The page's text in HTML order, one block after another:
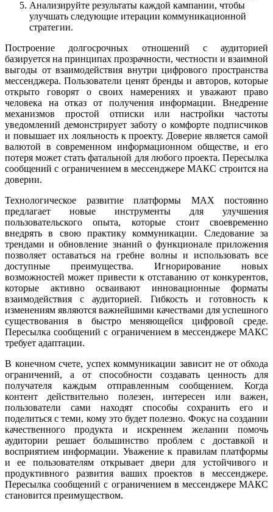
Анализируйте результаты каждой кампании, чтобы
улучшать следующие итерации коммуникационной
стратегии.
Построение долгосрочных отношений с аудиторией
базируется на принципах прозрачности, честности и взаимной
выгоды от взаимодействия внутри цифрового пространства
мессенджера. Пользователи ценят бренды и авторов, которые
открыто говорят о своих намерениях и уважают право
человека на отказ от получения информации. Внедрение
механизмов простой отписки или настройки частоты
уведомлений демонстрирует заботу о комфорте подписчиков
и повышает их лояльность к проекту. Доверие является самой
валютой в современном информационном обществе, и его
потеря может стать фатальной для любого проекта. Пересылка
сообщений с ограничением в мессенджере МАКС строится на
доверии.
Технологическое развитие платформы MAX постоянно
предлагает новые инструменты для улучшения
пользовательского опыта, которые стоит своевременно
внедрять в свою практику коммуникации. Следование за
трендами и обновление знаний о функционале приложения
позволяет оставаться на гребне волны и использовать все
доступные преимущества. Игнорирование новых
возможностей может привести к отставанию от конкурентов,
которые активно осваивают инновационные форматы
взаимодействия с аудиторией. Гибкость и готовность к
изменениям являются важнейшими качествами для успешного
существования в быстро меняющейся цифровой среде.
Пересылка сообщений с ограничением в мессенджере МАКС
требует адаптации.
В конечном счете, успех коммуникации зависит не от обхода
ограничений, а от способности создавать ценность для
получателя каждым отправленным сообщением. Когда
контент действительно полезен, интересен или важен,
пользователи сами находят способы сохранить его и
поделиться с теми, кому это будет полезно. Фокус на создании
качественного продукта и искреннем желании помочь
аудитории решает большинство проблем с доставкой и
восприятием информации. Уважение к правилам платформы
и ее пользователям открывает двери для устойчивого и
продуктивного развития ваших проектов в мессенджере.
Пересылка сообщений с ограничением в мессенджере МАКС
становится преимуществом.